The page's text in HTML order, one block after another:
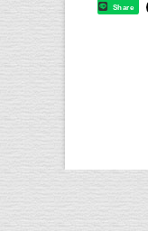
Share